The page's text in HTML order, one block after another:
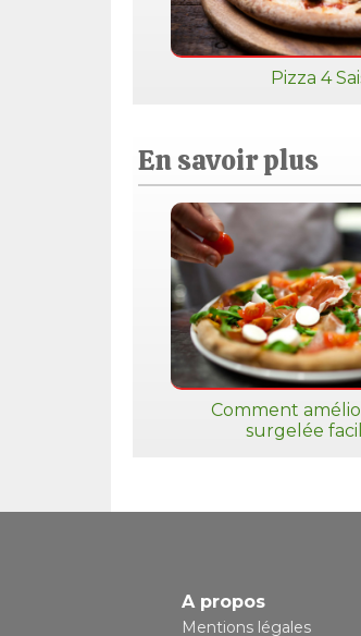
Pizza 4
En savoir plus
Comment
surgelée
A propos
Mentions légales